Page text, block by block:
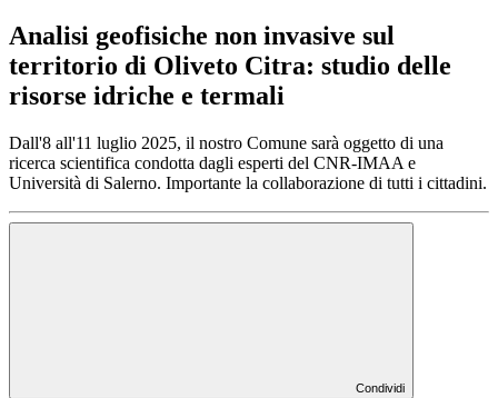
Analisi geofisiche non invasive sul
territorio di Oliveto Citra: studio delle
risorse idriche e termali
Dall'8 all'11 luglio 2025, il nostro Comune sarà oggetto di una
ricerca scientifica condotta dagli esperti del CNR-IMAA e
Università di Salerno. Importante la collaborazione di tutti i cittadini.
Condividi